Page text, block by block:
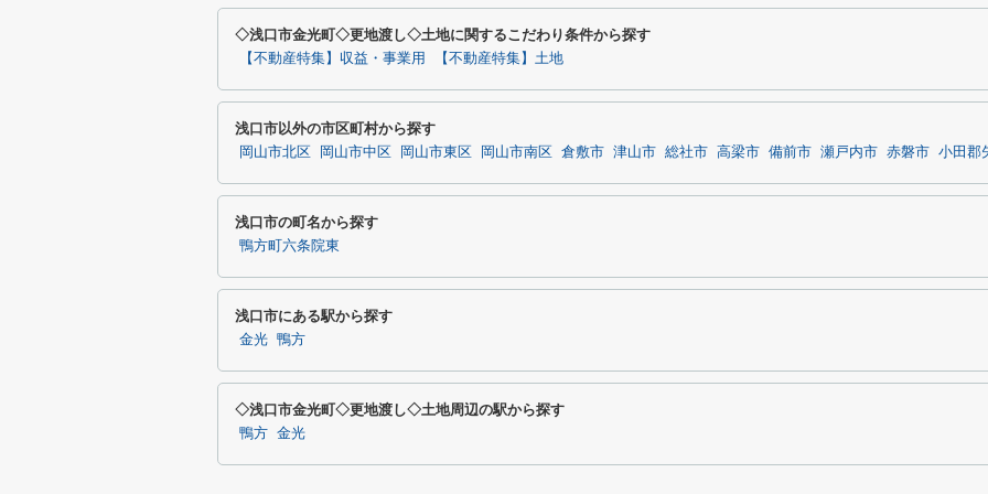
◇浅口市金光町◇更地渡し◇土地に関するこだわり条件から探す
【不動産特集】収益・事業用 【不動産特集】土地
浅口市以外の市区町村から探す
岡山市北区 岡山市中区 岡山市東区 岡山市南区 倉敷市 津山市 総社市 高梁市 備前市 瀬戸内市 赤磐市 小田郡
浅口市の町名から探す
鴨方町六条院東
浅口市にある駅から探す
金光 鴨方
◇浅口市金光町◇更地渡し◇土地周辺の駅から探す
鴨方 金光